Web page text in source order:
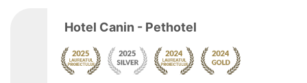
Hotel Canin - Pethotel